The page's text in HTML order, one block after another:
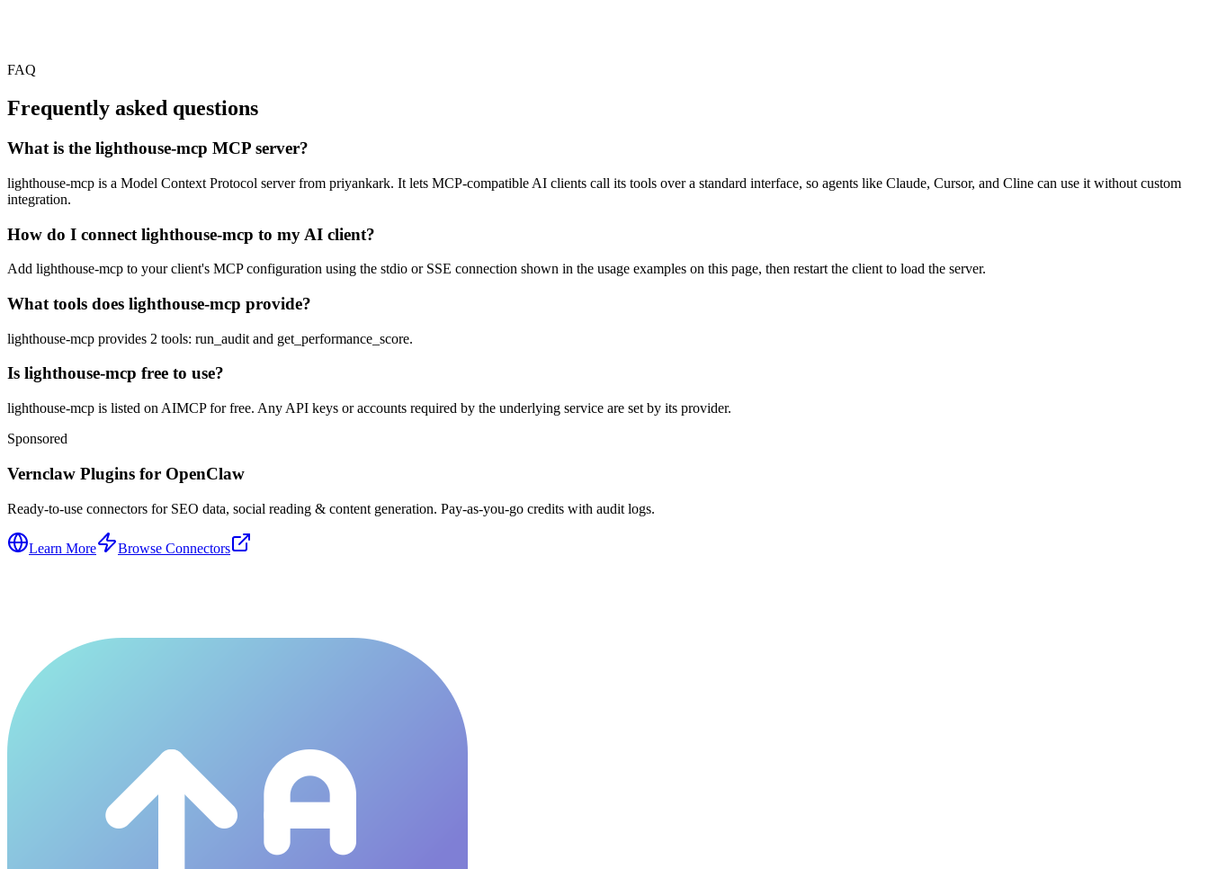
FAQ
Frequently asked questions
What is the lighthouse-mcp MCP server?
lighthouse-mcp is a Model Context Protocol server from priyankark. It lets MCP-compatible AI clients call its tools over a standard interface, so agents like Claude, Cursor, and Cline can use it without custom
integration.
How do I connect lighthouse-mcp to my AI client?
Add lighthouse-mcp to your client's MCP configuration using the stdio or SSE connection shown in the usage examples on this page, then restart the client to load the server.
What tools does lighthouse-mcp provide?
lighthouse-mcp provides 2 tools: run_audit and get_performance_score.
Is lighthouse-mcp free to use?
lighthouse-mcp is listed on AIMCP for free. Any API keys or accounts required by the underlying service are set by its provider.
Sponsored
Vernclaw Plugins for OpenClaw
Ready-to-use connectors for SEO data, social reading & content generation. Pay-as-you-go credits with audit logs.
Learn More Browse Connectors